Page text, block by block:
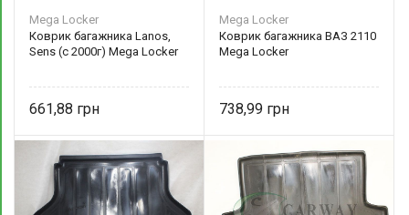
Mega Locker
Коврик багажника Lanos,
Sens (с 2000г) Mega Locker
661,88
Mega Locker
Коврик багажника ВАЗ 2110
Mega Locker
738,99